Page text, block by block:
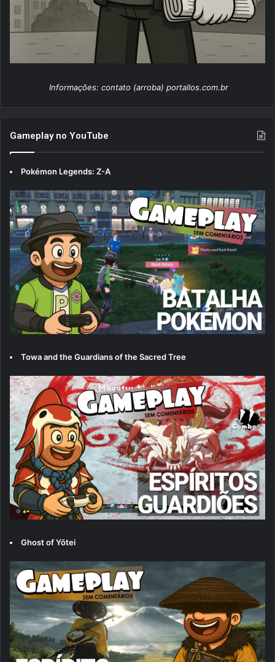
Informações: contato (arroba) portallos.com.br
Gameplay no YouTube
Pokémon Legends: Z-A
Towa and the Guardians of the Sacred Tree
Ghost of Yōtei